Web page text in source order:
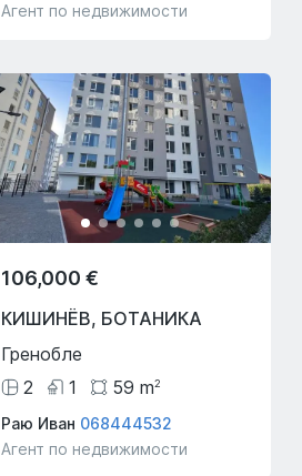
Агент по недвижимости
106,000 €
КИШИНЁВ, БОТАНИКА
Греноблe
2
1 59 m2
Раю Иван 068444532
Агент по недвижимости